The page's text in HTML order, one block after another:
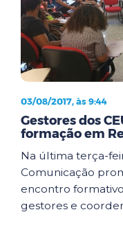
03/08/2017, às 9:44
Gestores dos
formação em
Na última terça-
Comunicação
encontro
gestores e